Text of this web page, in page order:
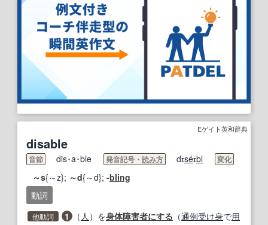
Eゲイト英和辞典
disable
音節 dis･a･ble 発音記号・ 読み方 dɪséɪbl 変化
～s{～z}; ～d{～d}; -bling
動詞
他動詞 1 （ 人 ）を身体障害者にする （通例受け身で用